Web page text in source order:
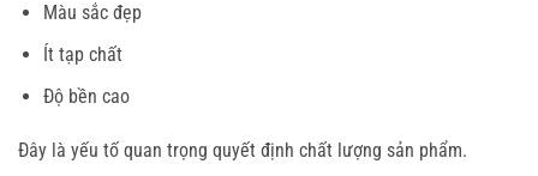
Màu sắc đẹp
Ít tạp chất
Độ bền cao
Đây là yếu tố quan trọng quyết định chất lượng sản phẩm.